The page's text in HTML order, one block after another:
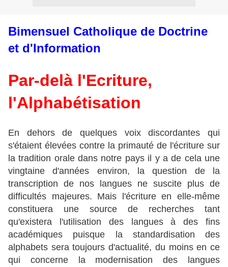
Bimensuel Catholique de Doctrine
et d'Information
Par-delà l'Ecriture,
l'Alphabétisation
En dehors de quelques voix discordantes qui
s'étaient élevées contre la primauté de l'écriture sur
la tradition orale dans notre pays il y a de cela une
vingtaine d'années environ, la question de la
transcription de nos langues ne suscite plus de
difficultés majeures. Mais l'écriture en elle-même
constituera une source de recherches tant
qu'existera l'utilisation des langues à des fins
académiques puisque la standardisation des
alphabets sera toujours d'actualité, du moins en ce
qui concerne la modernisation des langues